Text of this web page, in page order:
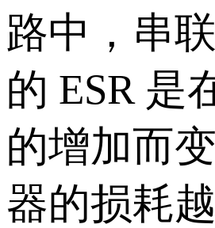
路中，串
的 ESR 是
的增加而
器的损耗